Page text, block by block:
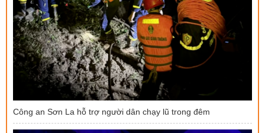
Công an Sơn La hỗ trợ người dân chạy lũ trong đêm